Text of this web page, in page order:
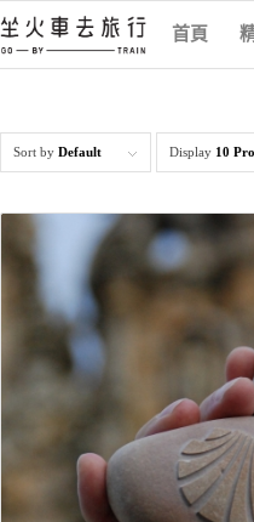
首頁
Sort by Default Display 10